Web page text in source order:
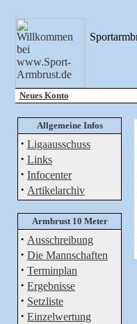
Neues Konto
Allgemeine Infos
· Ligaausschuss
· Links
· Infocenter
· Artikelarchiv
Armbrust 10 Meter
· Ausschreibung
· Die Mannschaften
· Terminplan
· Ergebnisse
· Setzliste
· Einzelwertung